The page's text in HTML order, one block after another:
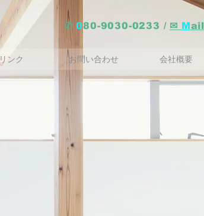
✆080-9030-0233 / ✉ Mail
リンク お問い合わせ 会社概要